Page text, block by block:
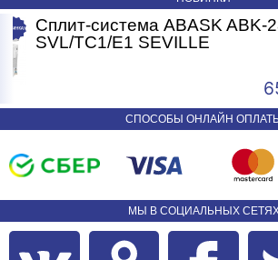
ABK-28
СПОСОБЫ ОНЛАЙН
МЫ В СОЦИАЛЬНЫХ